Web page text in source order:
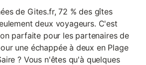
de Gites.fr, 72 % des gîtes
deux voyageurs. C'est
parfaite pour les partenaires de
une échappée à deux en Plage
? Vous n'êtes qu'à quelques